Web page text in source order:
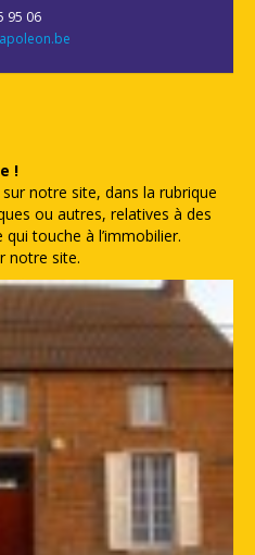
95 06
!
notre site, dans la rubrique
ou autres, relatives à des
touche à l’immobilier.
notre site.